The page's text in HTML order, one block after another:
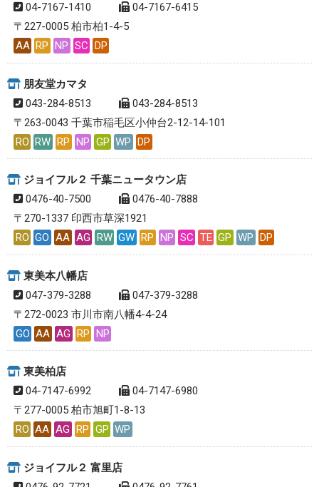
04-7167-1410
04-7167-6415
〒227-0005 柏市柏1-4-5
AA RP NP SC DP
朋友堂カマタ
043-284-8513
043-284-8513
〒263-0043 千葉市稲毛区小仲台2-12-14-101
RO RW RP NP GP WP DP
ジョイフル２ 千葉ニュータウン店
0476-40-7500
0476-40-7888
〒270-1337 印西市草深1921
RO GO AA AG RW GW RP NP SC TE GP WP DP
東美本八幡店
047-379-3288
047-379-3288
〒272-0023 市川市南八幡4-4-24
GO AA AG RP NP
東美柏店
04-7147-6992
04-7147-6980
〒277-0005 柏市旭町1-8-13
RO AA AG RP GP WP
ジョイフル２ 富里店